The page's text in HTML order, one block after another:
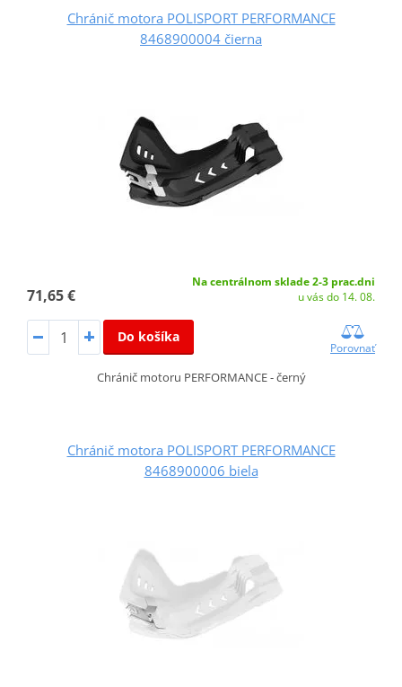
Chránič motora POLISPORT PERFORMANCE
8468900004 čierna
71,65 €
Na centrálnom sklade 2-3 prac.dni
u vás do 14. 08.
Do košíka
Porovnať
Chránič motoru PERFORMANCE - černý
Chránič motora POLISPORT PERFORMANCE
8468900006 biela